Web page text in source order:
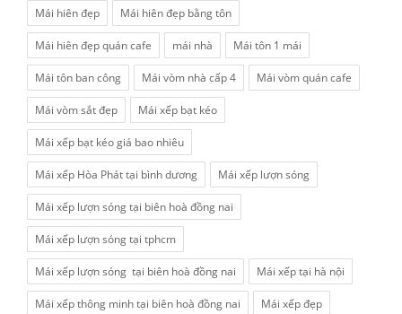
Mái hiên đẹp Mái hiên đẹp bằng tôn
Mái hiên đẹp quán cafe mái nhà Mái tôn 1 mái
Mái tôn ban công Mái vòm nhà cấp 4 Mái vòm quán cafe
Mái vòm sắt đẹp Mái xếp bạt kéo
Mái xếp bạt kéo giá bao nhiêu
Mái xếp Hòa Phát tại bình dương Mái xếp lượn sóng
Mái xếp lượn sóng tại biên hoà đồng nai
Mái xếp lượn sóng tại tphcm
Mái xếp lượn sóng tại biên hoà đồng nai Mái xếp tại hà nội
Mái xếp thông minh tại biên hoà đồng nai Mái xếp đẹp